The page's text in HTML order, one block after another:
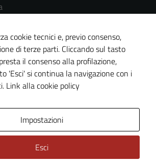
del sito
cookie tecnici e, previo consenso,
di terze parti. Cliccando sul tasto
il consenso alla profilazione,
'Esci' si continua la navigazione con i
Link alla cookie policy
Impostazioni
Esci